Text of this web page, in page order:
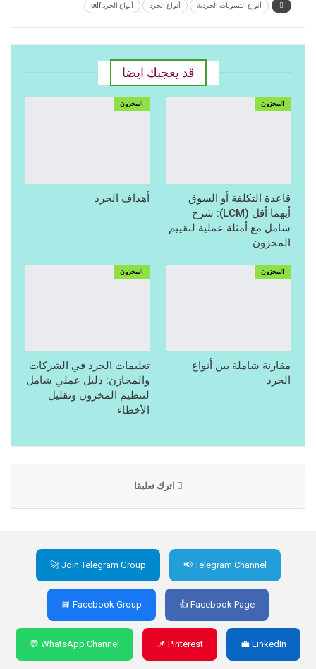
أنواع التسويات الجردية أنواع الجرد أنواع الجرد pdf
قد يعجبك ايضا
المخزون
قاعدة التكلفة أو السوق
أيهما أقل (LCM): شرح
شامل مع أمثلة عملية لتقييم
المخزون
المخزون
أهداف الجرد
المخزون
مقارنة شاملة بين أنواع
الجرد
المخزون
تعليمات الجرد في الشركات
والمخازن: دليل عملي شامل
لتنظيم المخزون وتقليل
الأخطاء
اترك تعليقا
🚀 Join Telegram Group 📢 Telegram Channel
📘 Facebook Group 👍 Facebook Page
💬 WhatsApp Channel 📌 Pinterest 💼 LinkedIn